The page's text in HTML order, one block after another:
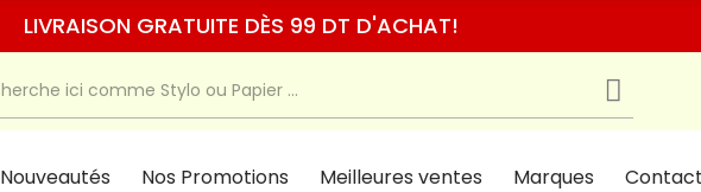
LIVRAISON GRATUITE DÈS 99 DT D'ACHAT!
Nouveautés Nos Promotions Meilleures ventes Marques